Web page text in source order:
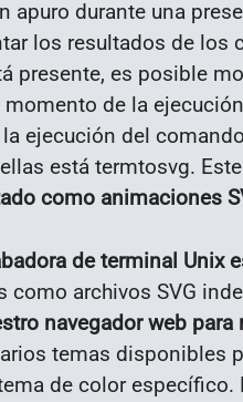
apuro durante una
los resultados de los
presente, es posible
de la
ejecución del
está termtosvg.
como animaciones
de terminal Unix
como archivos SVG
navegador web para
temas disponibles
de color